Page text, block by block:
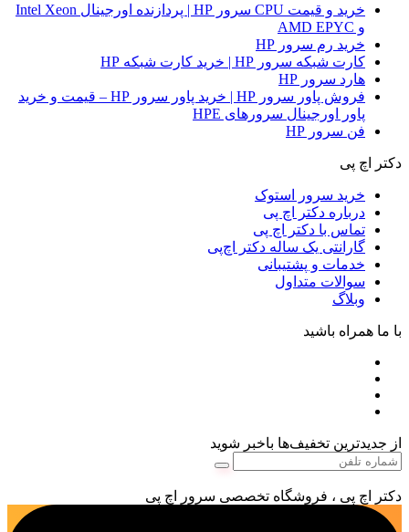
خرید و قیمت CPU سرور HP | پردازنده اورجینال Intel Xeon
و AMD EPYC
خرید رم سرور HP
کارت شبکه سرور HP | خرید کارت شبکه HP
هارد سرور HP
فروش پاور سرور HP | خرید پاور سرور HP – قیمت و خرید
پاور اورجینال سرورهای HPE
فن سرور HP
دکتر اچ پی
خرید سرور استوک
درباره دکتر اچ پی
تماس با دکتر اچ پی
گارانتی یک ساله دکتر اچ‌پی
خدمات و پشتیبانی
سوالات متداول
وبلاگ
با ما همراه باشید
از جدیدترین تخفیف‌ها باخبر شوید
دکتر اچ پی ، فروشگاه تخصصی سرور اچ پی